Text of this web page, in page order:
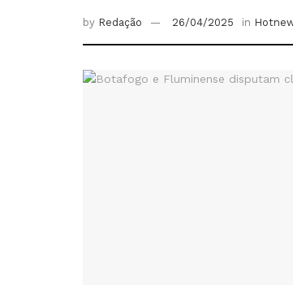
by Redação 26/04/2025 in